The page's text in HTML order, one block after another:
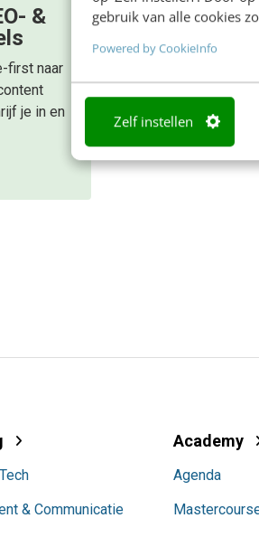
gebruik van alle cookies
Powered by CookieInfo
Zelf instellen
&
first naar
je in en
& Communicatie
Academy
Agenda